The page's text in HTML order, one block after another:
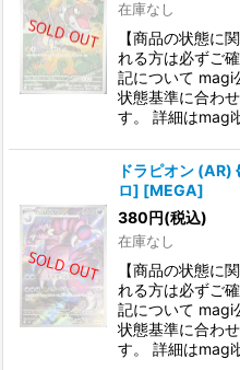
在庫なし
【商品の状態に
れる方は必ずご
記について magi
状態基準に合わ
す。 詳細はmagi
ドラピオン
ロ] [MEGA]
380円(税込)
在庫なし
【商品の状態に
れる方は必ずご
記について magi
状態基準に合わ
す。 詳細はmagi